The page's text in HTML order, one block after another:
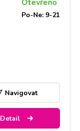
Otevřeno
Po-Ne: 9-21
Navigovat
Detail